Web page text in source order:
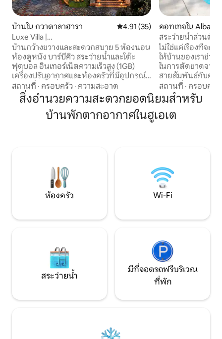
บ้านใน กวาดาลาฮารา คะแนนเฉลี่ย 4.91 จาก 5, 35 รีวิว
4.91 (35)
Luxe Villa |
12p|MovieRm|SaltPool|EVChgr|35 นาทีถึง
Mdrd
บ้านกว้างขวางและสะดวกสบาย 5 ห้องนอน
ห้องดูหนัง บาร์บีคิว สระว่ายน้ำและโต๊ะ
ฟุตบอล อินเทอร์เน็ตความเร็วสูง (1GB)
เครื่องปรับอากาศและห้องครัวที่มีอุปกรณ์
ครบครัน พื้นที่เงียบสงบ มีความเป็นส่วนตัว
และวิวพาโนรามาของหุบเขาเอนาเรส ต้องใช้
รถยนต์ เหมาะสำหรับการตัดการเชื่อมต่อ
ความหรูหราที่เข้าถึง✅ได้ ✅เตาผิง เครื่อง
ตลอดเวลาและใจดีมาก.." เพิ่มโฆษณาของ
ฉันในรายการโปรดของคุณโดย❤️คลิกที่มุม
สถานที่ · ครอบครัว · ความสะอาด
คอทเทจใน
สระว่ายน้ำส่วนตัว
ไม่ใช่แค่เรื่องที่จะใ
ให้บ้านของเราช่วย
ในการตัดขาดจาก
สายสัมพันธ์กับครอ
คุณ คุณจะมีความเ
เพลิดเพลิน การดำ
ล้อมไปด้วยต้นสน
สวยงามจาก "ระเ
อยู่
สถานที่ · ครอบครัว
สิ่งอำนวยความสะดวกยอดนิยมสำหรับ
บ้านพักตากอากาศในฮูเอเต
ห้องครัว Wi-Fi
สระว่ายน้ำ
มีที่จอดรถฟรีบริเวณ
ที่พัก